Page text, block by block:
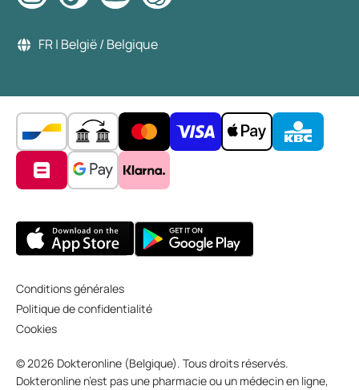
FR | België / Belgique
Conditions générales
Politique de confidentialité
Cookies
© 2026 Dokteronline (Belgique). Tous droits réservés.
Dokteronline n’est pas une pharmacie ou un médecin en ligne,